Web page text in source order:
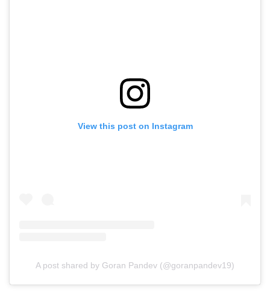
View this post on Instagram
A post shared by Goran Pandev (@goranpandev19)